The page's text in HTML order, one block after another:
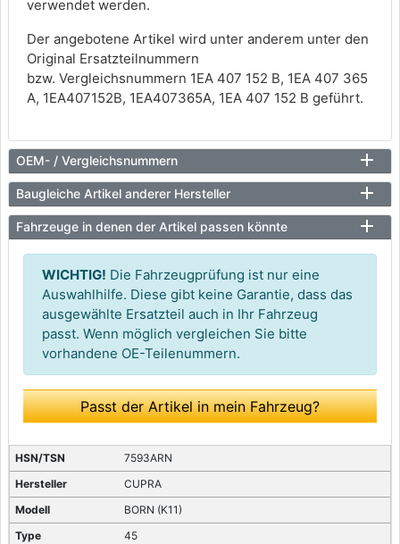
verwendet werden.
Der angebotene Artikel wird unter anderem unter den
Original Ersatzteilnummern
bzw. Vergleichsnummern 1EA 407 152 B, 1EA 407 365
A, 1EA407152B, 1EA407365A, 1EA 407 152 B geführt.
OEM- / Vergleichsnummern
Baugleiche Artikel anderer Hersteller
Fahrzeuge in denen der Artikel passen könnte
WICHTIG! Die Fahrzeugprüfung ist nur eine
Auswahlhilfe. Diese gibt keine Garantie, dass das
ausgewählte Ersatzteil auch in Ihr Fahrzeug
passt. Wenn möglich vergleichen Sie bitte
vorhandene OE-Teilenummern.
Passt der Artikel in mein Fahrzeug?
7593ARN
CUPRA
BORN (K11)
45